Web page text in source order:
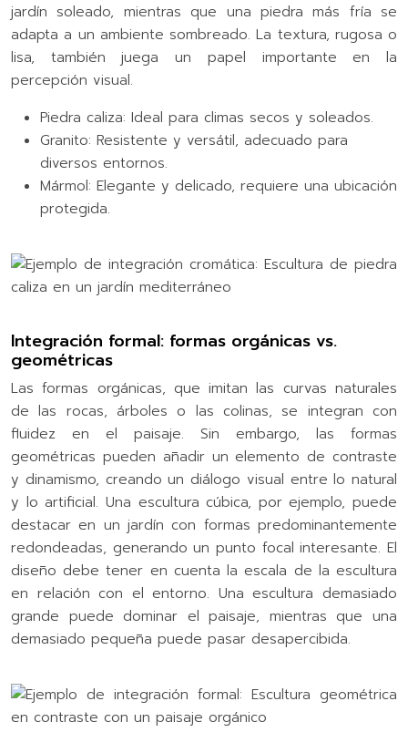
jardín soleado, mientras que una piedra más fría se
adapta a un ambiente sombreado. La textura, rugosa o
lisa, también juega un papel importante en la
percepción visual.
Piedra caliza: Ideal para climas secos y soleados.
Granito: Resistente y versátil, adecuado para
diversos entornos.
Mármol: Elegante y delicado, requiere una ubicación
protegida.
Integración formal: formas orgánicas vs.
geométricas
Las formas orgánicas, que imitan las curvas naturales
de las rocas, árboles o las colinas, se integran con
fluidez en el paisaje. Sin embargo, las formas
geométricas pueden añadir un elemento de contraste
y dinamismo, creando un diálogo visual entre lo natural
y lo artificial. Una escultura cúbica, por ejemplo, puede
destacar en un jardín con formas predominantemente
redondeadas, generando un punto focal interesante. El
diseño debe tener en cuenta la escala de la escultura
en relación con el entorno. Una escultura demasiado
grande puede dominar el paisaje, mientras que una
demasiado pequeña puede pasar desapercibida.